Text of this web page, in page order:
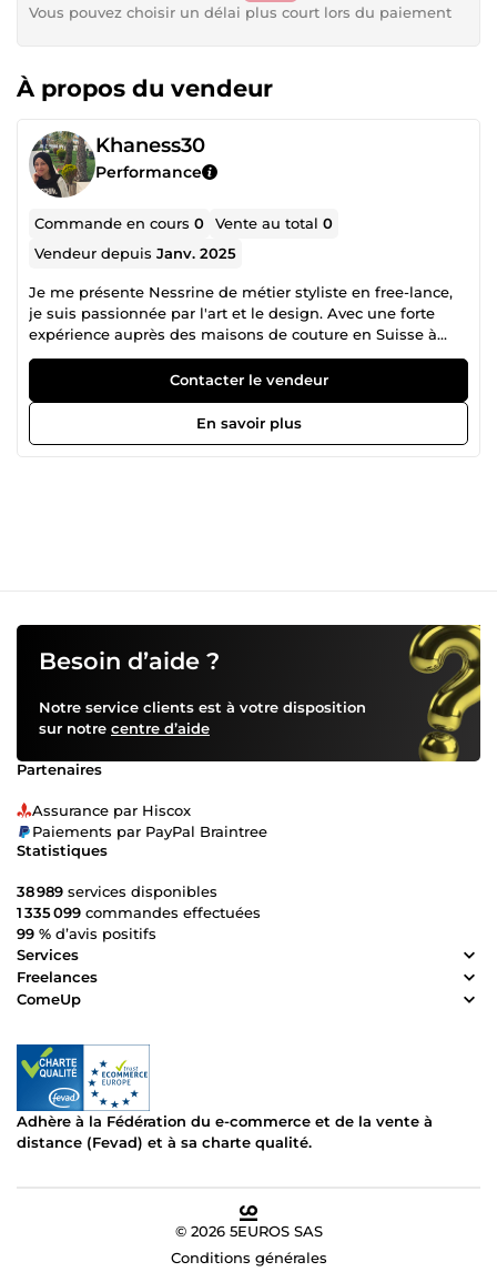
Vous pouvez choisir un délai plus court lors du paiement
À propos du vendeur
Khaness30
Performance
Commande en cours0 Vente au total0
Vendeur depuisJanv. 2025
Je me présente Nessrine de métier styliste en free-lance,
je suis passionnée par l'art et le design. Avec une forte
expérience auprès des maisons de couture en Suisse à
Genève, je propose mes services en direction artistique,
collaborons ensemble pour donner vie à vos projets et à
votre vision créative. A bientôt
Contacter le vendeur
En savoir plus
Besoin d’aide ?
Notre service clients est à votre disposition
sur notre centre d’aide
Partenaires
Assurance par Hiscox
Paiements par PayPal Braintree
Statistiques
38 989 services disponibles
1 335 099 commandes effectuées
99 % d’avis positifs
Services
Freelances
ComeUp
Adhère à la Fédération du e-commerce et de la vente à
distance (Fevad) et à sa charte qualité.
© 2026 5EUROS SAS
Conditions générales